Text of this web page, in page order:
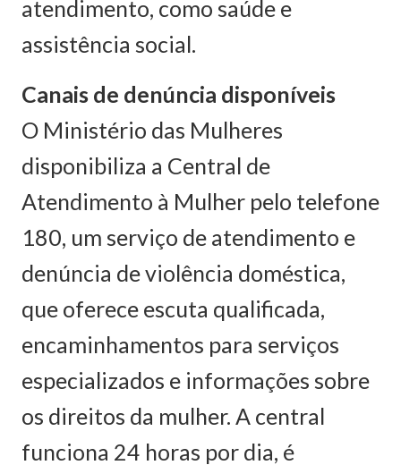
atendimento, como saúde e
assistência social.
Canais de denúncia disponíveis
O Ministério das Mulheres
disponibiliza a Central de
Atendimento à Mulher pelo telefone
180, um serviço de atendimento e
denúncia de violência doméstica,
que oferece escuta qualificada,
encaminhamentos para serviços
especializados e informações sobre
os direitos da mulher. A central
funciona 24 horas por dia, é